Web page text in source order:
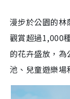
漫步於公園的林
觀賞超過1,000
的花卉盛放，
池、兒童遊樂場